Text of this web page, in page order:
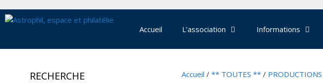
au
Accueil L’association Informations
Accueil / ** TOUTES ** /
RECHERCHE